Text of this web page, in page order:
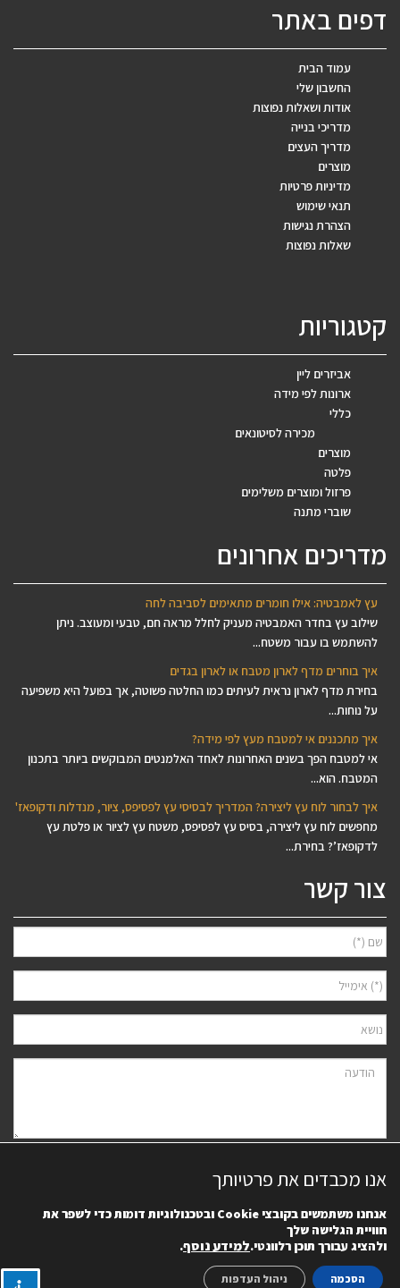
דפים באתר
עמוד הבית
החשבון שלי
אודות ושאלות נפוצות
מדריכי בנייה
מדריך העצים
מוצרים
מדיניות פרטיות
תנאי שימוש
הצהרת נגישות
שאלות נפוצות
קטגוריות
אביזרים ליין
ארונות לפי מידה
כללי
מכירה לסיטונאים
מוצרים
פלטה
פרזול ומוצרים משלימים
שוברי מתנה
מדריכים אחרונים
עץ לאמבטיה: אילו חומרים מתאימים לסביבה לחה
שילוב עץ בחדר האמבטיה מעניק לחלל מראה חם, טבעי ומעוצב. ניתן
להשתמש בו עבור משטח...
איך בוחרים מדף לארון מטבח או לארון בגדים
בחירת מדף לארון נראית לעיתים כמו החלטה פשוטה, אך בפועל היא משפיעה
על נוחות...
איך מתכננים אי למטבח מעץ לפי מידה?
אי למטבח הפך בשנים האחרונות לאחד האלמנטים המבוקשים ביותר בתכנון
המטבח. הוא...
איך לבחור לוח עץ ליצירה? המדריך לבסיסי עץ לפסיפס, ציור, מנדלות ודקופאז'
מחפשים לוח עץ ליצירה, בסיס עץ לפסיפס, משטח עץ לציור או פלטת עץ
לדקופאז’? בחירת...
צור קשר
הפרטיותשל האתר. ידוע לי שאוכל לבטל את הרישום בכל עת.
אנו מכבדים את פרטיותך
אנחנו משתמשים בקובציCookie ובטכנולוגיות דומות כדי לשפר את
חוויית הגלישה שלך
ולהציג עבורך תוכן רלוונטי.למידע נוסף.
הסכמה ניהול העדפות